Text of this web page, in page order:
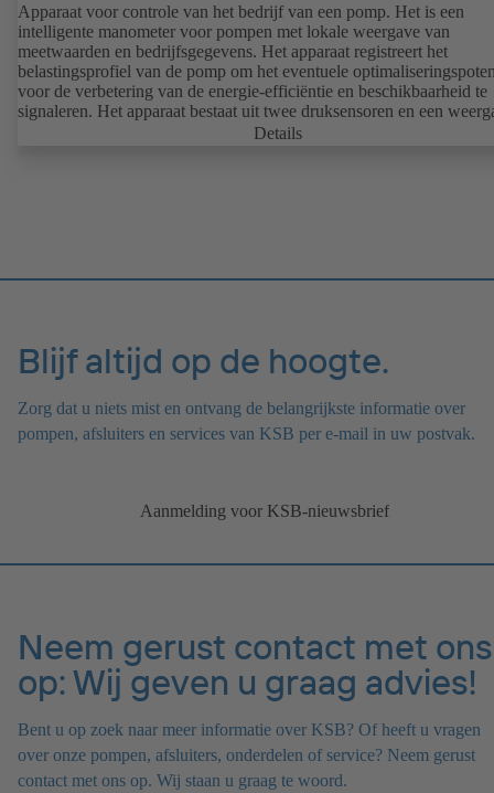
Apparaat voor controle van het bedrijf van een pomp. Het is een
intelligente manometer voor pompen met lokale weergave van
meetwaarden en bedrijfsgegevens. Het apparaat registreert het
belastingsprofiel van de pomp om het eventuele
voor de verbetering van de energie-efficiëntie en beschikbaarheid te
signaleren. Het apparaat bestaat uit twee druksensoren en een
eenheid. De PumpMeter is in de fabriek compleet gemonteerd en
Details
Blijf altijd op de hoogte.
Zorg dat u niets mist en ontvang de belangrijkste informatie over
pompen, afsluiters en services van KSB per e-mail in uw postvak.
Aanmelding voor KSB-nieuwsbrief
Neem gerust contact met ons
op: Wij geven u graag advies!
Bent u op zoek naar meer informatie over KSB? Of heeft u vragen
over onze pompen, afsluiters, onderdelen of service? Neem gerust
contact met ons op. Wij staan u graag te woord.